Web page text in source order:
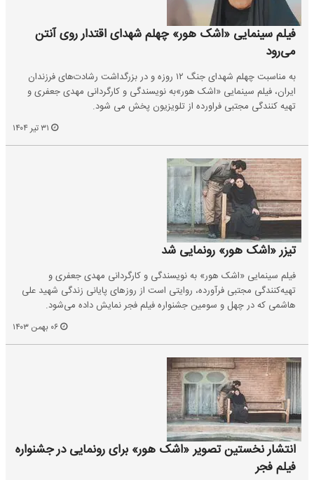
فیلم سینمایی «اشک هور» چهلم شهدای اقتدار روی آنتن
می‌رود
به مناسبت چهلم شهدای جنگ ۱۲ روزه و در بزرگداشت رشادت‌های فرزندان
ایران، فیلم سینمایی «اشک هور»به نویسندگی و کارگردانی مهدی جعفری و
تهیه کنندگی مجتبی فراورده از تلویزیون پخش می شود.
تیزر «اشک هور» رونمایی شد
فیلم سینمایی «اشک هور» به نویسندگی و کارگردانی مهدی جعفری و
تهیه‌کنندگی مجتبی فرآورده، روایتی است از روزهای پایانی زندگی شهید علی
هاشمی که در چهل و سومین جشنواره فیلم فجر نمایش داده می‌شود.
انتشار نخستین تصویر «اشک هور» برای رونمایی در جشنواره
فیلم فجر